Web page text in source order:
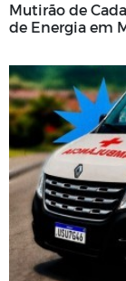
Mutirão de
de Energia em